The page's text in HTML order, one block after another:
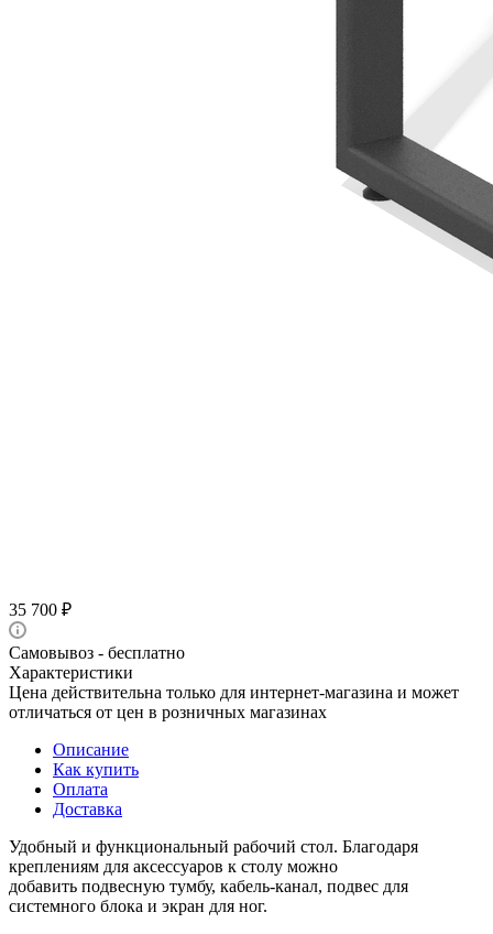
35 700 ₽
Самовывоз - бесплатно
Характеристики
Цена действительна только для интернет-магазина и может
отличаться от цен в розничных магазинах
Описание
Как купить
Оплата
Доставка
Удобный и функциональный рабочий стол. Благодаря
креплениям для аксессуаров к столу можно
добавить подвесную тумбу, кабель-канал, подвес для
системного блока и экран для ног.